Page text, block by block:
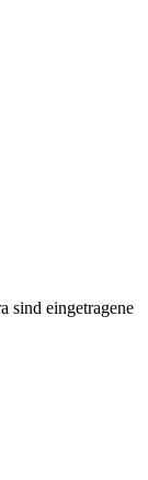
sind eingetragene